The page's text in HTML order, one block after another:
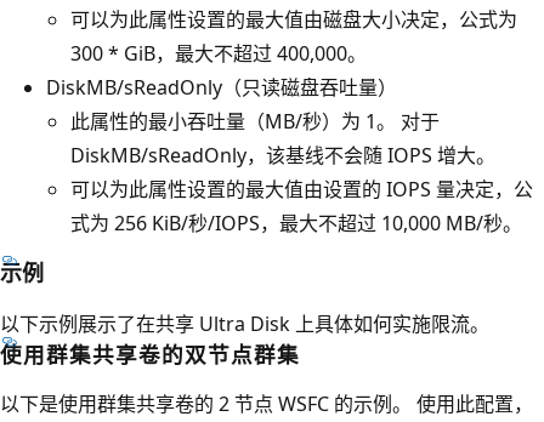
可以为此属性设置的最大值由磁盘大小决定，公式为
300 * GiB，最大不超过 400,000。
DiskMB/sReadOnly（只读磁盘吞吐量）
此属性的最小吞吐量（MB/秒）为 1。 对于
DiskMB/sReadOnly，该基线不会随 IOPS 增大。
可以为此属性设置的最大值由设置的 IOPS 量决定，公
式为 256 KiB/秒/IOPS，最大不超过 10,000 MB/秒。
示例
以下示例展示了在共享 Ultra Disk 上具体如何实施限流。
使用群集共享卷的双节点群集
以下是使用群集共享卷的 2 节点 WSFC 的示例。 使用此配置，